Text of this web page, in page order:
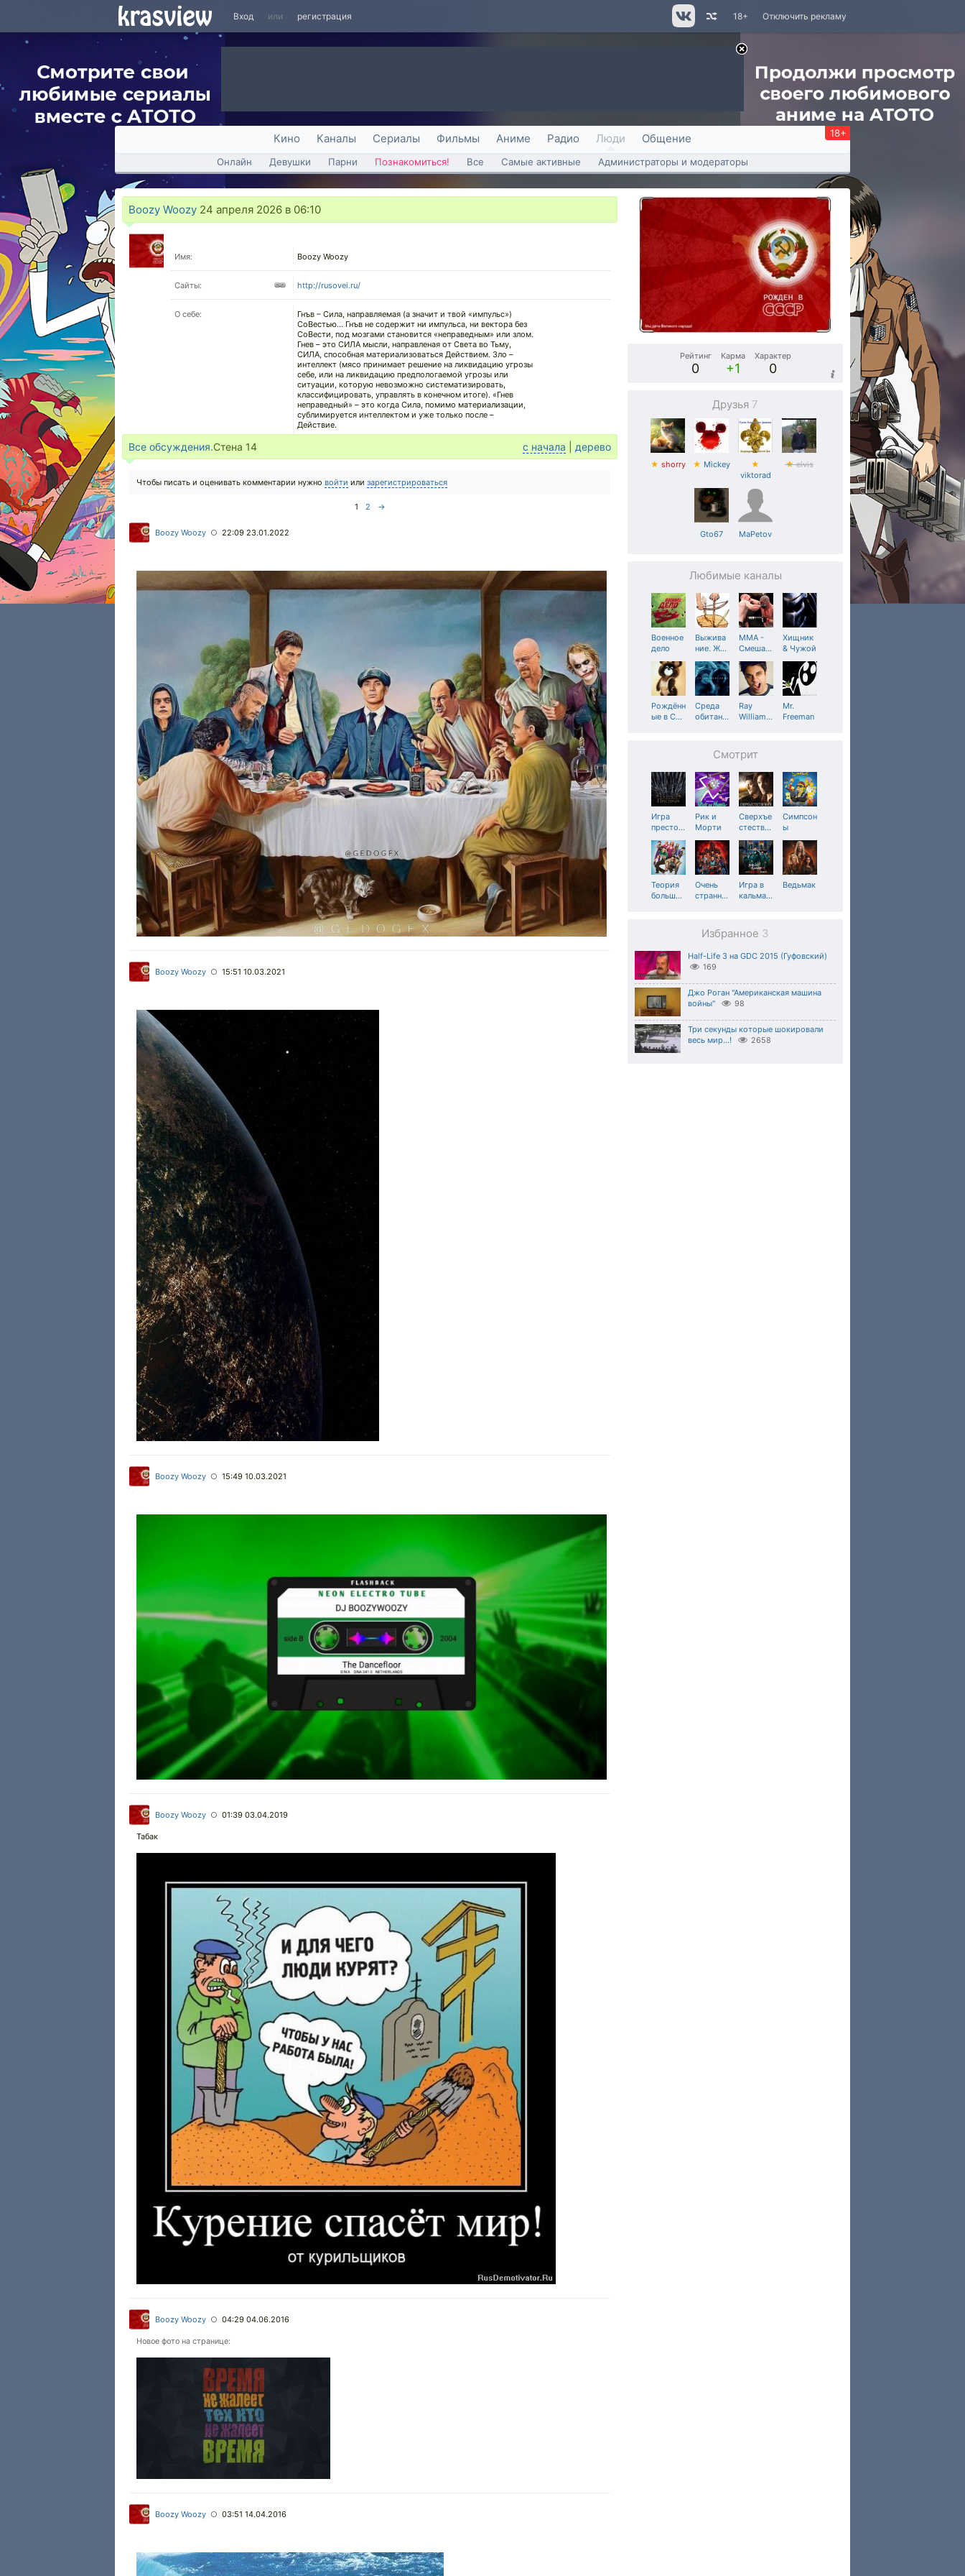
Вход или регистрация Отключить рекламу
18+
Кино Каналы Сериалы Фильмы Аниме Радио Люди Общение 18+
Онлайн Девушки Парни Познакомиться! Все Самые активные Администраторы и модераторы
Boozy Woozy 24 апреля 2026 в 06:10
Имя: Boozy Woozy
Сайты: http://rusovei.ru/
О себе:
Гнъв – Сила, направляемая (а значит и твой «импульс»)
СоВестью... Гнъв не содержит ни импульса, ни вектора без
СоВести, под мозгами становится «неправедным» или злом.
Гнев – это СИЛА мысли, направленая от Света во Тьму,
СИЛА, способная материализоваться Действием. Зло –
интеллект (мясо принимает решение на ликвидацию угрозы
себе, или на ликвидацию предпологаемой угрозы или
ситуации, которую невозможно систематизировать,
классифицировать, управлять в конечном итоге). «Гнев
неправедный» – это когда Сила, помимо материализации,
сублимируется интеллектом и уже только после –
Действие.
Все обсуждения.Стена 14 с начала дерево
Чтобы писать и оценивать комментарии нужно войти или зарегистрироваться
1 2 →
Boozy Woozy ○ 22:09 23.01.2022
Boozy Woozy ○ 15:51 10.03.2021
Boozy Woozy ○ 15:49 10.03.2021
Boozy Woozy ○ 01:39 03.04.2019
Табак
Boozy Woozy ○ 04:29 04.06.2016
Новое фото на странице:
Boozy Woozy ○ 03:51 14.04.2016
Рейтинг
0
Карма
+1
Характер
0
Друзья 7
★ shorry ★ Mickey
★
viktorad
★elvis
Gto67 MaPetov
Любимые каналы
Военное
дело
Выжива
ние. Ж…
MMA -
Смеша…
Хищник
& Чужой
Рождённ
ые в С…
Среда
обитан…
Ray
William…
Mr.
Freeman
Смотрит
Игра
престо…
Рик и
Морти
Сверхъе
стеств…
Симпсон
ы
Теория
больш…
Очень
странн…
Игра в
кальма…
Ведьмак
Избранное 3
Half-Life 3 на GDC 2015 (Гуфовский)
169
Джо Роган "Американская машина
войны"
98
Три секунды которые шокировали
весь мир...!
2658